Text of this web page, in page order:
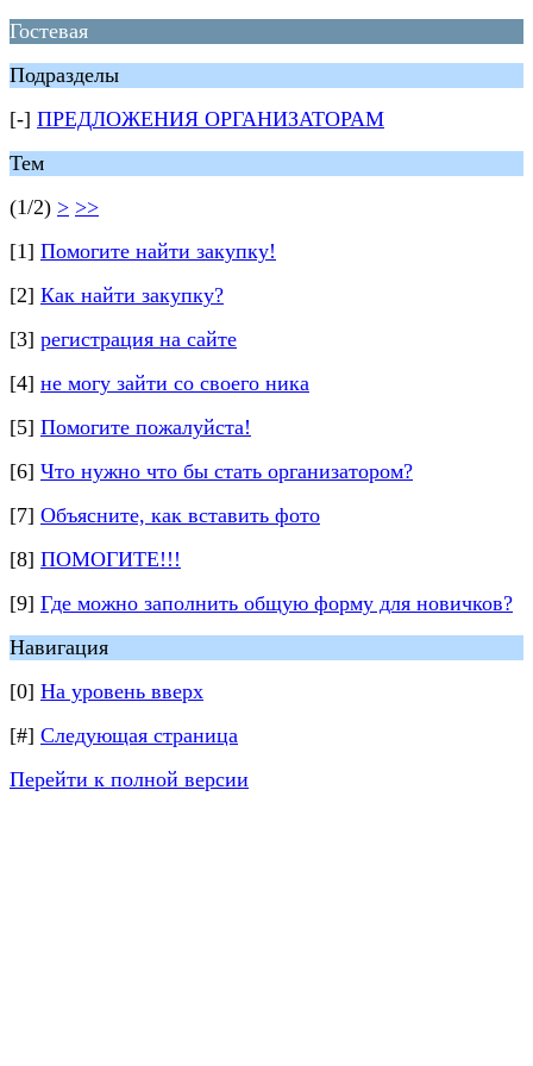
Гостевая
Подразделы
[-] ПРЕДЛОЖЕНИЯ ОРГАНИЗАТОРАМ
Тем
(1/2) > >>
[1] Помогите найти закупку!
[2] Как найти закупку?
[3] регистрация на сайте
[4] не могу зайти со своего ника
[5] Помогите пожалуйста!
[6] Что нужно что бы стать организатором?
[7] Объясните, как вставить фото
[8] ПОМОГИТЕ!!!
[9] Где можно заполнить общую форму для новичков?
Навигация
[0] На уровень вверх
[#] Следующая страница
Перейти к полной версии